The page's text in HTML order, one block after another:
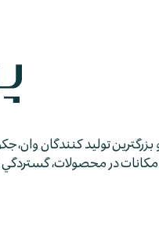
بزرگترين توليد كنندگان
در محصولات، گستردگي